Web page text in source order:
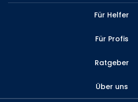
Für Helfer
Für Profis
Ratgeber
Über uns